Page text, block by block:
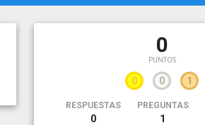
0
PUNTOS
0 0 1
RESPUESTAS
0
PREGUNTAS
1